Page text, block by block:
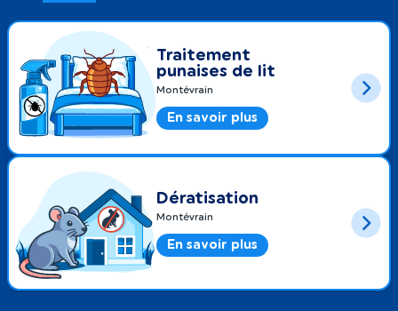
Traitement
punaises de lit
Montévrain
En savoir plus
Dératisation
Montévrain
En savoir plus